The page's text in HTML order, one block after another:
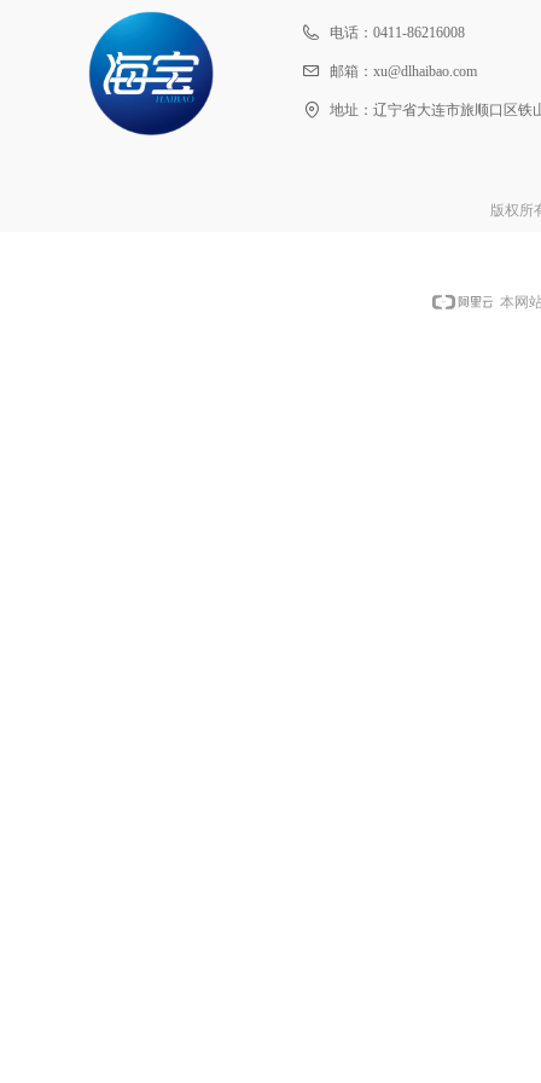
电话： 0411-86216008
邮箱： xu@dlhaibao.com
地址： 辽宁省大连市旅顺口区铁
版权所
本网